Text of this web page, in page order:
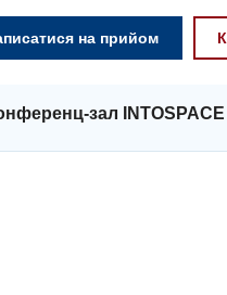
на прийом
зал INTOSPACE